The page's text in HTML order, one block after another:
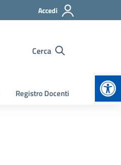
Accedi
Cerca
Registro Docenti